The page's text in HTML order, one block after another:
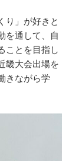
り」が好きと
を通して、自
ことを目指し
畿大会出場を
きながら学